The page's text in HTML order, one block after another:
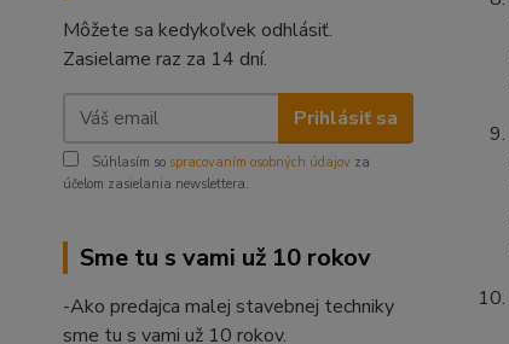
Môžete sa kedykoľvek odhlásiť.
Zasielame raz za 14 dní.
Prihlásiť sa
Súhlasím so spracovaním osobných údajov za
účelom zasielania newslettera.
Sme tu s vami už 10 rokov
-Ako predajca malej stavebnej techniky
sme tu s vami už 10 rokov.